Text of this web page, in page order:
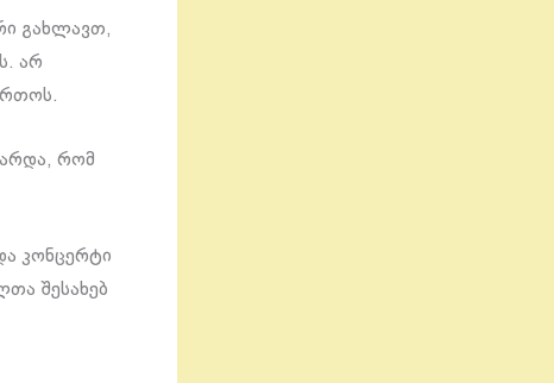
გახლავთ,
არ
რომ
კონცერტი
შესახებ